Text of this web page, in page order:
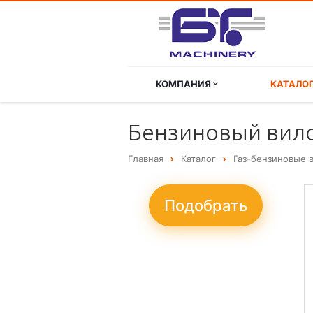
КОМПАНИЯ
Бензиновый
Главная Каталог Газ-бензиновые
Подобрать